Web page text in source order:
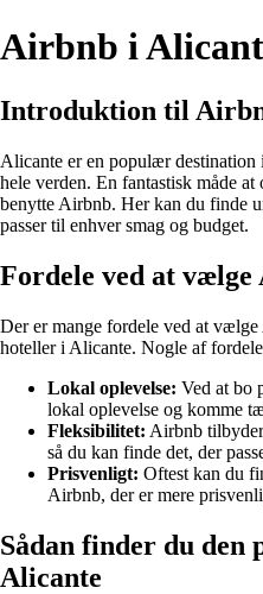
Airbnb i
Introduktion til
Alicante er en populær
hele verden. En fantastisk måde
benytte Airbnb. Her kan du finde
passer til enhver smag og budget.
Fordele ved at
Der er mange fordele ved at
hoteller i Alicante. Nogle af
Lokal oplevelse: Ved at bo
lokal oplevelse og komme
Fleksibilitet: Airbnb
så du kan finde det, der
Prisvenligt: Oftest kan du
Airbnb, der er mere
Sådan finder du den
Alicante